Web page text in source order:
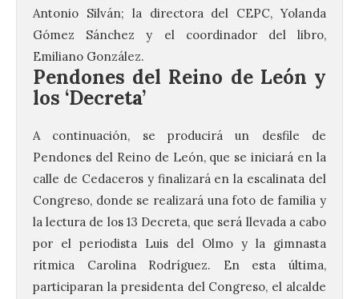
Antonio Silván; la directora del CEPC, Yolanda
Gómez Sánchez y el coordinador del libro,
Emiliano González.
Pendones del Reino de León y
los ‘Decreta’
A continuación, se producirá un desfile de
Pendones del Reino de León, que se iniciará en la
calle de Cedaceros y finalizará en la escalinata del
Congreso, donde se realizará una foto de familia y
la lectura de los 13 Decreta, que será llevada a cabo
por el periodista Luis del Olmo y la gimnasta
rítmica Carolina Rodríguez. En esta última,
participaran la presidenta del Congreso, el alcalde